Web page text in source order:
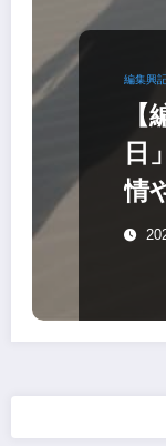
編集興
日
情
物